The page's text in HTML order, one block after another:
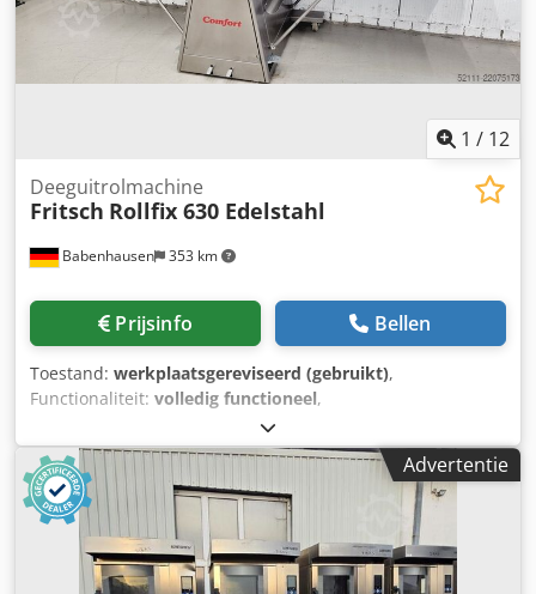
1 / 12
Babenhausen 353 km
Deeguitrolmachine
Fritsch Rollfix 630 Edelstahl
Prijsinfo Bellen
Toestand: werkplaatsgereviseerd (gebruikt),
Functionaliteit: volledig functioneel,
615 mm
totale lengte:1.230 mm, ingangsspanning:400 V,
ingangsfrequentie: 50 Hz
, DGUV gecertificeerd tot:
07/2027, jaar van de laatste revisie:
, opening breedte:
30 mm , werkbreedte: 615 mm , benodigde ruimte lengte:
1.230 mm, benodigde breedte:2.800 mm, type
ingangsstroom:driefasig, Uitrolmachine Fritsch Rollfix 3W
Advertentie